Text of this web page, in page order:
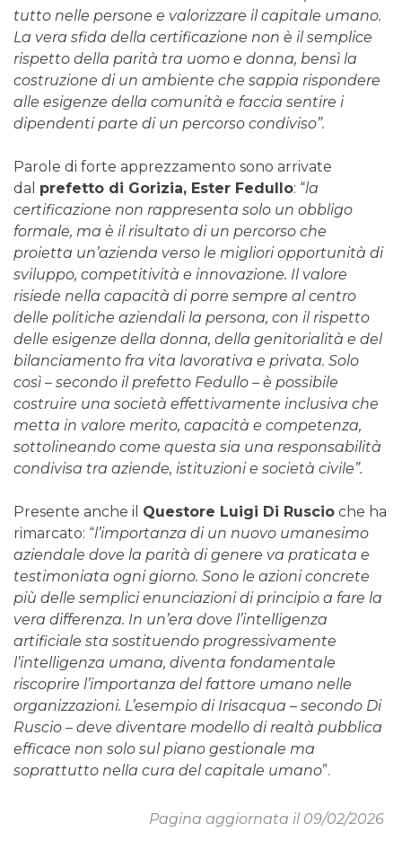
tutto nelle persone e valorizzare il capitale umano.
La vera sfida della certificazione non è il semplice
rispetto della parità tra uomo e donna, bensì la
costruzione di un ambiente che sappia rispondere
alle esigenze della comunità e faccia sentire i
dipendenti parte di un percorso condiviso”.
Parole di forte apprezzamento sono arrivate
dal prefetto di Gorizia, Ester Fedullo: “la
certificazione non rappresenta solo un obbligo
formale, ma è il risultato di un percorso che
proietta un’azienda verso le migliori opportunità di
sviluppo, competitività e innovazione. Il valore
risiede nella capacità di porre sempre al centro
delle politiche aziendali la persona, con il rispetto
delle esigenze della donna, della genitorialità e del
bilanciamento fra vita lavorativa e privata. Solo
così – secondo il prefetto Fedullo – è possibile
costruire una società effettivamente inclusiva che
metta in valore merito, capacità e competenza,
sottolineando come questa sia una responsabilità
condivisa tra aziende, istituzioni e società civile”.
Presente anche il Questore Luigi Di Ruscio che ha
rimarcato: “l’importanza di un nuovo umanesimo
aziendale dove la parità di genere va praticata e
testimoniata ogni giorno. Sono le azioni concrete
più delle semplici enunciazioni di principio a fare la
vera differenza. In un’era dove l’intelligenza
artificiale sta sostituendo progressivamente
l’intelligenza umana, diventa fondamentale
riscoprire l’importanza del fattore umano nelle
organizzazioni. L’esempio di Irisacqua – secondo Di
Ruscio – deve diventare modello di realtà pubblica
efficace non solo sul piano gestionale ma
soprattutto nella cura del capitale umano”.
Pagina aggiornata il 09/02/2026